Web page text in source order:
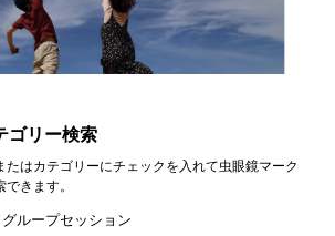
ゴリー検索
たはカテゴリーにチェックを入れて虫眼鏡マーク
きます。
グループセッション